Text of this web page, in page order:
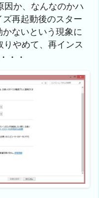
因か、なんなのかハ
再起動後のスター
かないという現象に
りやめて、再インス
・・